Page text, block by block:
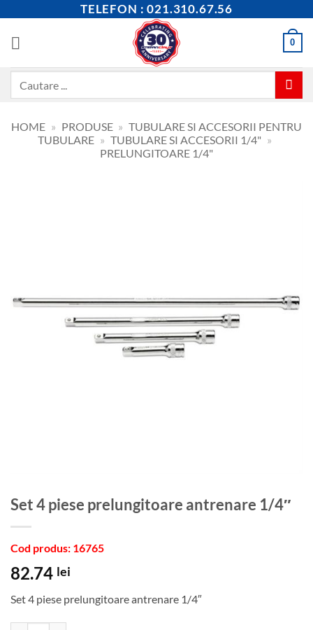
content
TELEFON : 021.310.67.56
0
HOME » PRODUSE » TUBULARE SI ACCESORII PENTRU
TUBULARE » TUBULARE SI ACCESORII 1/4" »
PRELUNGITOARE 1/4"
Set 4 piese prelungitoare antrenare 1/4″
Cod produs: 16765
82.74 lei
Set 4 piese prelungitoare antrenare 1/4″